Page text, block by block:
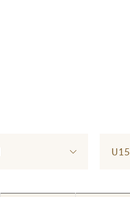
U15